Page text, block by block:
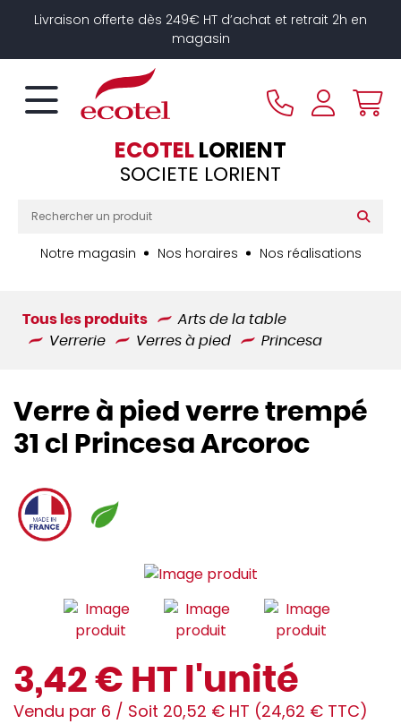
Livraison offerte dès 249€ HT d’achat et retrait 2h en
magasin
ECOTELLORIENT
SOCIETE LORIENT
Notre magasin Nos horaires Nos réalisations
Tous les produits
Arts de la table
Verrerie
Verres à pied Princesa
Verre à pied verre trempé
31 cl Princesa Arcoroc
3,42 € HT l'unité
Vendu par 6 / Soit 20,52 € HT (24,62 € TTC)
Panneau de gestion des cookies